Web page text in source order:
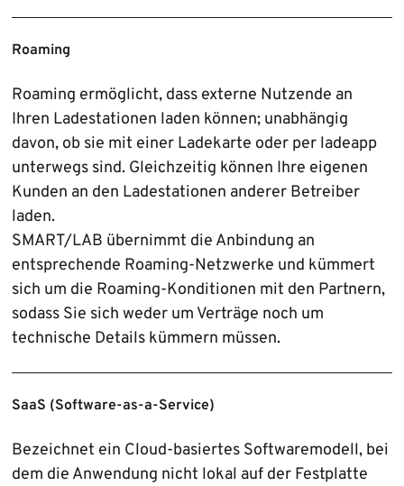
Roaming
Roaming ermöglicht, dass externe Nutzende an
Ihren Ladestationen laden können; unabhängig
davon, ob sie mit einer Ladekarte oder per ladeapp
unterwegs sind. Gleichzeitig können Ihre eigenen
Kunden an den Ladestationen anderer Betreiber
laden.
SMART/LAB übernimmt die Anbindung an
entsprechende Roaming-Netzwerke und kümmert
sich um die Roaming-Konditionen mit den Partnern,
sodass Sie sich weder um Verträge noch um
technische Details kümmern müssen.
SaaS (Software-as-a-Service)
Bezeichnet ein Cloud-basiertes Software­modell, bei
dem die Anwendung nicht lokal auf der Festplatte